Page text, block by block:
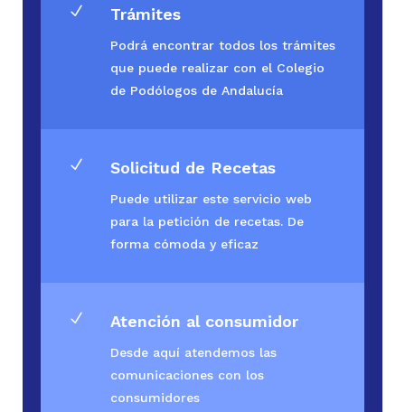
N Trámites
Podrá encontrar todos los trámites
que puede realizar con el Colegio
de Podólogos de Andalucía
N Solicitud de Recetas
Puede utilizar este servicio web
para la petición de recetas. De
forma cómoda y eficaz
N Atención al consumidor
Desde aquí atendemos las
comunicaciones con los
consumidores